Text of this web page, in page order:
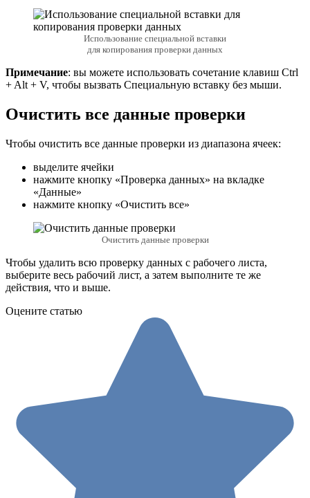
Использование специальной вставки
для копирования проверки данных
Примечание: вы можете использовать сочетание клавиш Ctrl
+ Alt + V, чтобы вызвать Специальную вставку без мыши.
Очистить все данные проверки
Чтобы очистить все данные проверки из диапазона ячеек:
выделите ячейки
нажмите кнопку «Проверка данных» на вкладке
«Данные»
нажмите кнопку «Очистить все»
Очистить данные проверки
Чтобы удалить всю проверку данных с рабочего листа,
выберите весь рабочий лист, а затем выполните те же
действия, что и выше.
Оцените статью